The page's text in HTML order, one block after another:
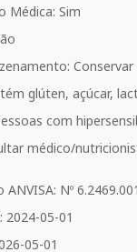
Médica: Sim
glúten, açúcar,
com
médico/
Nº
2024-05-01
05-01